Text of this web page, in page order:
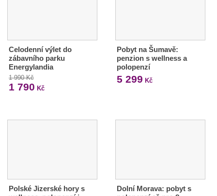
Celodenní výlet do
zábavního parku
Energylandia
1 990 Kč
1 790 Kč
Pobyt na Šumavě:
penzion s wellness a
polopenzí
5 299 Kč
Polské Jizerské hory s
Dolní Morava: pobyt s